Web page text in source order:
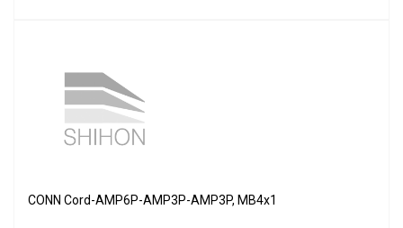
CONN Cord-AMP6P-AMP3P-AMP3P, MB4x1